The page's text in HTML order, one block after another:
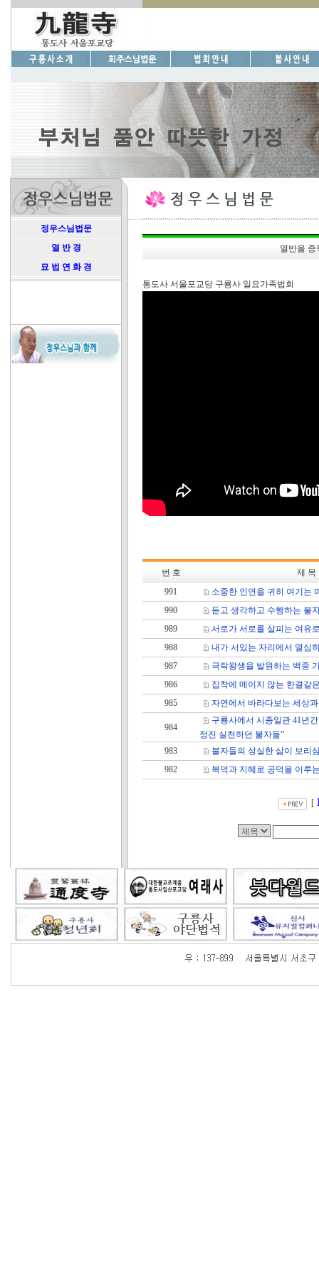
정우스님법문
열 반 경
묘 법 연 화 경
열반을 증
통도사 서울포교당 구룡사 일요가족법회
번 호
제 목
991
소중한 인연을 귀히 여기는
990
듣고 생각하고 수행하는 불
989
서로가 서로를 살피는 여유
988
내가 서있는 자리에서 열심
987
극락왕생을 발원하는 백중
986
집착에 메이지 않는 한결같
985
자연에서 바라다보는 세상
984
구룡사에서 시종일관 41년
정진 실천하던 불자들”
983
불자들의 성실한 삶이 보리
982
복덕과 지혜로 공덕을 이루
[